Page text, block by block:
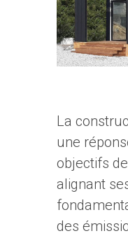
La
une
objectifs
alignant
des